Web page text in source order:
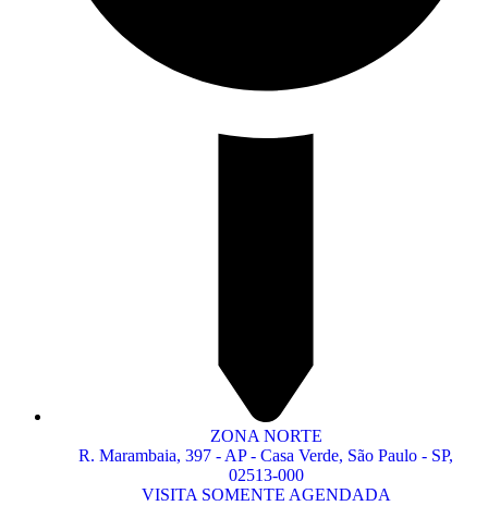
ZONA NORTE
R. Marambaia, 397 - AP - Casa Verde, São Paulo - SP,
02513-000
VISITA SOMENTE AGENDADA